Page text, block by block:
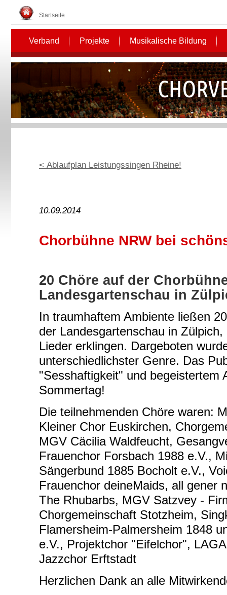
Startseite
Verband Projekte Musikalische Bildung
< Ablaufplan Leistungssingen Rheine!
10.09.2014
Chorbühne NRW bei
20 Chöre auf der
Landesgartenschau in
In traumhaftem Ambiente ließen
der Landesgartenschau in
Lieder erklingen. Dargeboten
unterschiedlichster Genre. Das
"Sesshaftigkeit" und begeistertem
Sommertag!
Die teilnehmenden Chöre waren:
Kleiner Chor Euskirchen,
MGV Cäcilia Waldfeucht,
Frauenchor Forsbach 1988 e.V.,
Sängerbund 1885 Bocholt e.V.,
Frauenchor deineMaids, all gener
The Rhubarbs, MGV Satzvey -
Chorgemeinschaft Stotzheim,
Flamersheim-Palmersheim 1848
e.V., Projektchor "Eifelchor",
Jazzchor Erftstadt
Herzlichen Dank an alle